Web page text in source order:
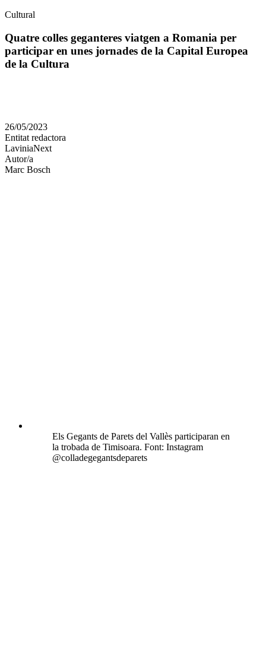
Àmbit
la
notícia
Cultural
Quatre colles geganteres viatgen a Romania per
participar en unes jornades de la Capital Europea
de la Cultura
en
altres
xarxes
socials
26/05/2023
Entitat redactora
LaviniaNext
Autor/a
Marc Bosch
Els Gegants de Parets del Vallès participaran en
la trobada de Timisoara. Font: Instagram
@colladegegantsdeparets